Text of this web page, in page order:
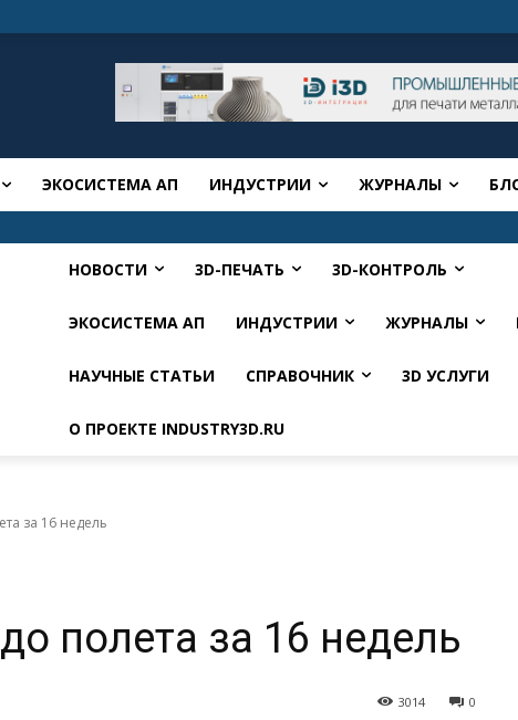
ЭКОСИСТЕМА АП ИНДУСТРИИ ЖУРНАЛЫ
НОВОСТИ 3D-ПЕЧАТЬ 3D-КОНТРОЛЬ
ЭКОСИСТЕМА АП ИНДУСТРИИ ЖУРНАЛЫ
НАУЧНЫЕ СТАТЬИ СПРАВОЧНИК 3D УСЛУГИ
О ПРОЕКТЕ INDUSTRY3D.RU
за 16 недель
полета за 16 недель
0
3014